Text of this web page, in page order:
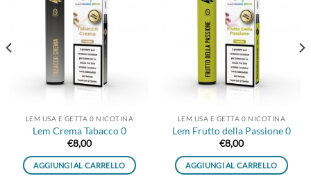
LEM USA E GETTA 0 NICOTINA
Lem Crema Tabacco 0
€8,00
AGGIUNGI AL CARRELLO
LEM USA E GETTA 0 NICOTINA
Lem Frutto della Passione 0
€8,00
AGGIUNGI AL CARRELLO